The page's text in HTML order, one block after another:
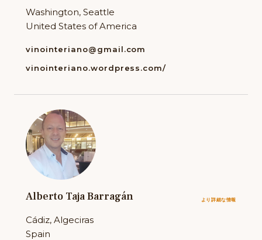
Washington, Seattle
United States of America
vinointeriano@gmail.com
vinointeriano.wordpress.com/
Alberto Taja Barragán より詳細な情報
Cádiz, Algeciras
Spain